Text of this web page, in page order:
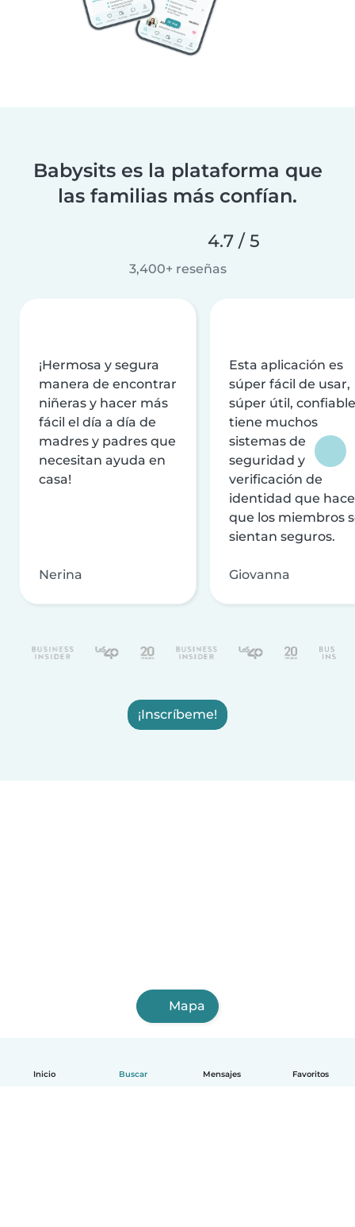
Inicio Buscar Mensajes Favoritos
Babysits es la plataforma que
las familias más confían.
4.7 / 5
3,400+ reseñas
¡Hermosa y segura
manera de encontrar
niñeras y hacer más
fácil el día a día de
madres y padres que
necesitan ayuda en
casa!
Nerina
Esta aplicación es
súper fácil de usar,
súper útil,
tiene muchos
sistemas de
seguridad y
verificación de
identidad que
que los miembros
sientan seguros.
Giovanna
¡Inscríbeme!
Mapa